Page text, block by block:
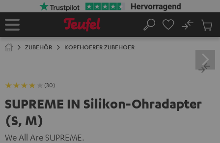
Startseite
Suche
No
ZUBEHÖR KOPFHOERER ZUBEHOER
(30)
SUPREME IN Silikon-Ohradapter
(S, M)
We All Are SUPREME.